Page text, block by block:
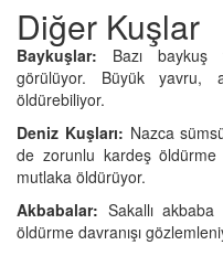
Diğer Kuşlar
Baykuşlar: Bazı baykuş
görülüyor. Büyük yavru,
öldürebiliyor.
Deniz Kuşları: Nazca
de zorunlu kardeş
mutlaka öldürüyor.
Akbabalar: Sakallı
öldürme davranışı